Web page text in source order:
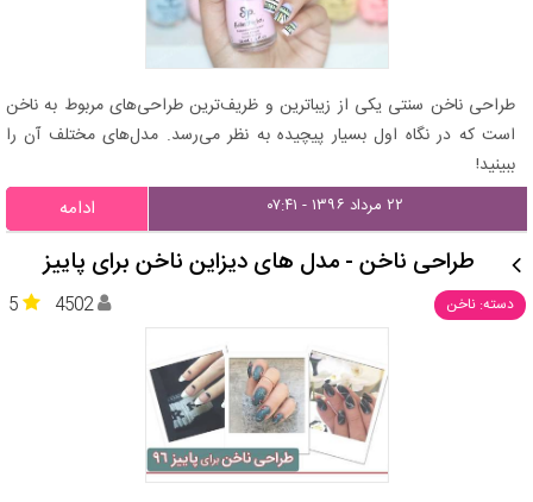
طراحی ناخن سنتی یکی از زیباترین و ظریف‌ترین طراحی‌های مربوط به ناخن
است که در نگاه اول بسیار پیچیده به نظر می‌رسد. مدل‌های مختلف آن را
ببینید!
۲۲ مرداد ۱۳۹۶ - ۰۷:۴۱ ادامه
طراحی ناخن - مدل های دیزاین ناخن برای پاییز
دسته: ناخن 5 4502